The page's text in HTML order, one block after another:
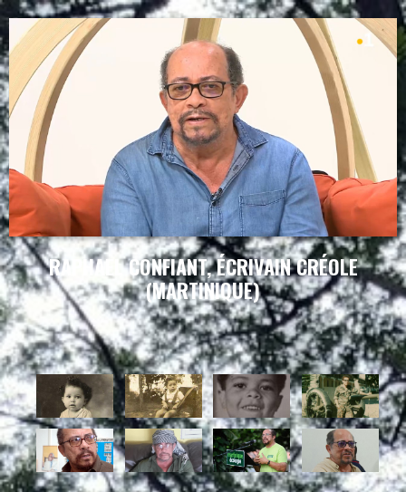
RAPHAEL CONFIANT, ÉCRIVAIN CRÉOLE
(MARTINIQUE)